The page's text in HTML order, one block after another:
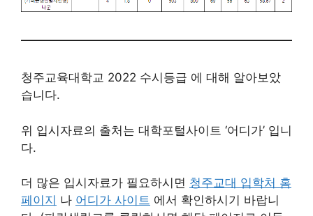
청주교육대학교 2022 수시등급 에 대해 알아보았
습니다.
위 입시자료의 출처는 대학포털사이트 ‘어디가’ 입니
다.
더 많은 입시자료가 필요하시면 청주교대 입학처 홈
페이지 나 어디가 사이트 에서 확인하시기 바랍니